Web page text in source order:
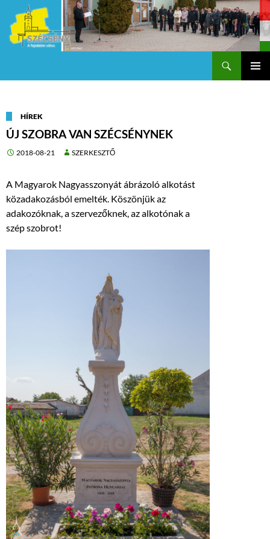
HÍREK
ÚJ SZOBRA VAN SZÉCSÉNYNEK
2018-08-21 SZERKESZTŐ
A Magyarok Nagyasszonyát ábrázoló alkotást
közadakozásból emelték. Köszönjük az
adakozóknak, a szervezőknek, az alkotónak a
szép szobrot!